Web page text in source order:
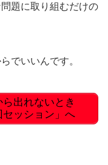
題に取り組むだけの
でいいんです。
出れないとき
ッション」へ